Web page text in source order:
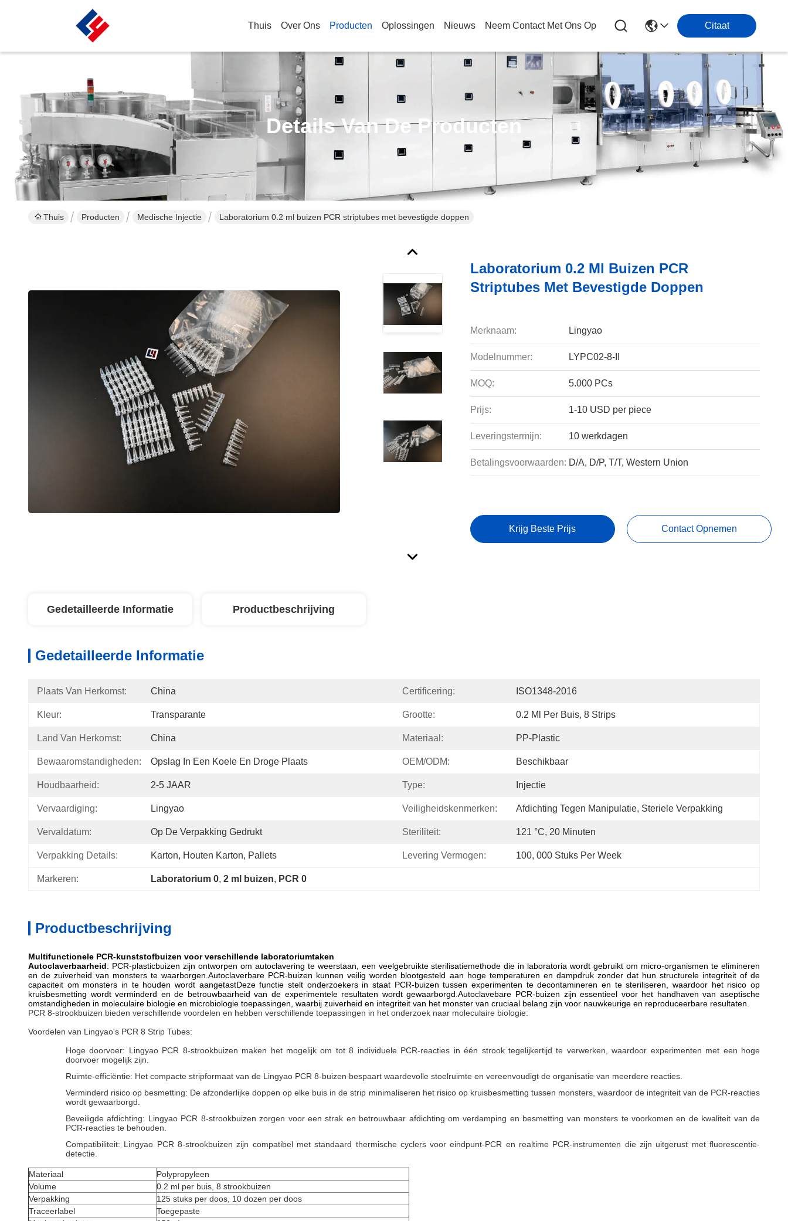
Thuis Over Ons Producten Oplossingen Nieuws Neem Contact Met Ons Op Citaat
Details Van De Producten
Thuis Producten Medische Injectie Laboratorium 0.2 ml buizen PCR striptubes met bevestigde doppen
Laboratorium 0.2 Ml Buizen PCR
Striptubes Met Bevestigde Doppen
Merknaam: Lingyao
Modelnummer: LYPC02-8-II
MOQ: 5.000 PCs
Prijs: 1-10 USD per piece
Leveringstermijn: 10 werkdagen
Betalingsvoorwaarden: D/A, D/P, T/T, Western Union
Krijg Beste Prijs Contact Opnemen
Gedetailleerde Informatie Productbeschrijving
Gedetailleerde Informatie
Plaats Van Herkomst: China Certificering: ISO1348-2016
Kleur: Transparante Grootte: 0.2 Ml Per Buis, 8 Strips
Land Van Herkomst: China Materiaal: PP-Plastic
Bewaaromstandigheden: Opslag In Een Koele En Droge Plaats OEM/ODM: Beschikbaar
Houdbaarheid: 2-5 JAAR Type: Injectie
Vervaardiging: Lingyao Veiligheidskenmerken: Afdichting Tegen Manipulatie, Steriele Verpakking
Vervaldatum: Op De Verpakking Gedrukt Steriliteit: 121 °C, 20 Minuten
Verpakking Details: Karton, Houten Karton, Pallets Levering Vermogen: 100, 000 Stuks Per Week
Markeren: Laboratorium 0, 2 ml buizen, PCR 0
Productbeschrijving
Multifunctionele PCR-kunststofbuizen voor verschillende laboratoriumtaken
Autoclaverbaarheid: PCR-plasticbuizen zijn ontworpen om autoclavering te weerstaan, een veelgebruikte sterilisatiemethode die in laboratoria wordt gebruikt om micro-organismen te elimineren
en de zuiverheid van monsters te waarborgen.Autoclaverbare PCR-buizen kunnen veilig worden blootgesteld aan hoge temperaturen en dampdruk zonder dat hun structurele integriteit of de
capaciteit om monsters in te houden wordt aangetastDeze functie stelt onderzoekers in staat PCR-buizen tussen experimenten te decontamineren en te steriliseren, waardoor het risico op
kruisbesmetting wordt verminderd en de betrouwbaarheid van de experimentele resultaten wordt gewaarborgd.Autoclavebare PCR-buizen zijn essentieel voor het handhaven van aseptische
omstandigheden in moleculaire biologie en microbiologie toepassingen, waarbij zuiverheid en integriteit van het monster van cruciaal belang zijn voor nauwkeurige en reproduceerbare resultaten.
PCR 8-strookbuizen bieden verschillende voordelen en hebben verschillende toepassingen in het onderzoek naar moleculaire biologie:
Voordelen van Lingyao's PCR 8 Strip Tubes:
Hoge doorvoer: Lingyao PCR 8-strookbuizen maken het mogelijk om tot 8 individuele PCR-reacties in één strook tegelijkertijd te verwerken, waardoor experimenten met een hoge
doorvoer mogelijk zijn.
Ruimte-efficiëntie: Het compacte stripformaat van de Lingyao PCR 8-buizen bespaart waardevolle stoelruimte en vereenvoudigt de organisatie van meerdere reacties.
Verminderd risico op besmetting: De afzonderlijke doppen op elke buis in de strip minimaliseren het risico op kruisbesmetting tussen monsters, waardoor de integriteit van de PCR-reacties
wordt gewaarborgd.
Beveiligde afdichting: Lingyao PCR 8-strookbuizen zorgen voor een strak en betrouwbaar afdichting om verdamping en besmetting van monsters te voorkomen en de kwaliteit van de
PCR-reacties te behouden.
Compatibiliteit: Lingyao PCR 8-strookbuizen zijn compatibel met standaard thermische cyclers voor eindpunt-PCR en realtime PCR-instrumenten die zijn uitgerust met fluorescentie-
detectie.
Materiaal
Polypropyleen
Volume
0.2 ml per buis, 8 strookbuizen
Verpakking
125 stuks per doos, 10 dozen per doos
Traceerlabel
Toegepaste